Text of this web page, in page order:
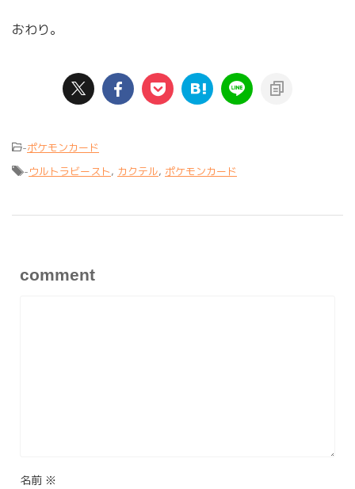
おわり。
-ポケモンカード
-ウルトラビースト, カクテル, ポケモンカード
comment
名前 ※